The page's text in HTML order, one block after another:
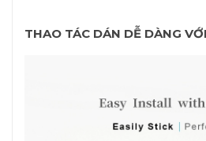
THAO TÁC DÁN DỄ DÀNG